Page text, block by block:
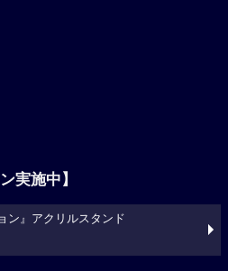
実施中】
ン』アクリルスタンド